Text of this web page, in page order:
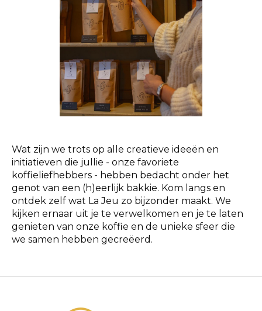
Wat zijn we trots op alle creatieve ideeën en
initiatieven die jullie - onze favoriete
koffieliefhebbers - hebben bedacht onder het
genot van een (h)eerlijk bakkie. Kom langs en
ontdek zelf wat La Jeu zo bijzonder maakt. We
kijken ernaar uit je te verwelkomen en je te laten
genieten van onze koffie en de unieke sfeer die
we samen hebben gecreëerd.